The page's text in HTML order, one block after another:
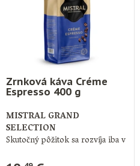
Zrnková káva Créme
Espresso 400 g
MISTRAL GRAND
SELECTION
Skutočný pôžitok sa rozvíja iba v